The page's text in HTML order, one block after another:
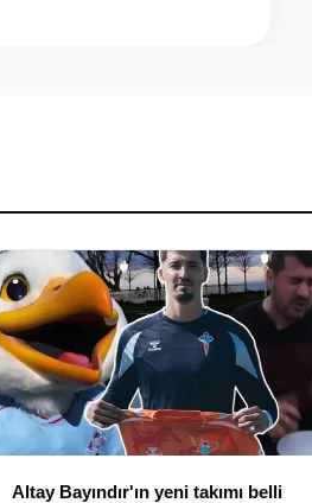
Altay Bayındır'ın yeni takımı belli